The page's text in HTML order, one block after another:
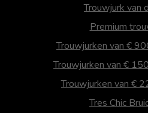
Trouwjurk van
Premium
Trouwjurken van €
Trouwjurken van €
Trouwjurken van €
Tres Chic